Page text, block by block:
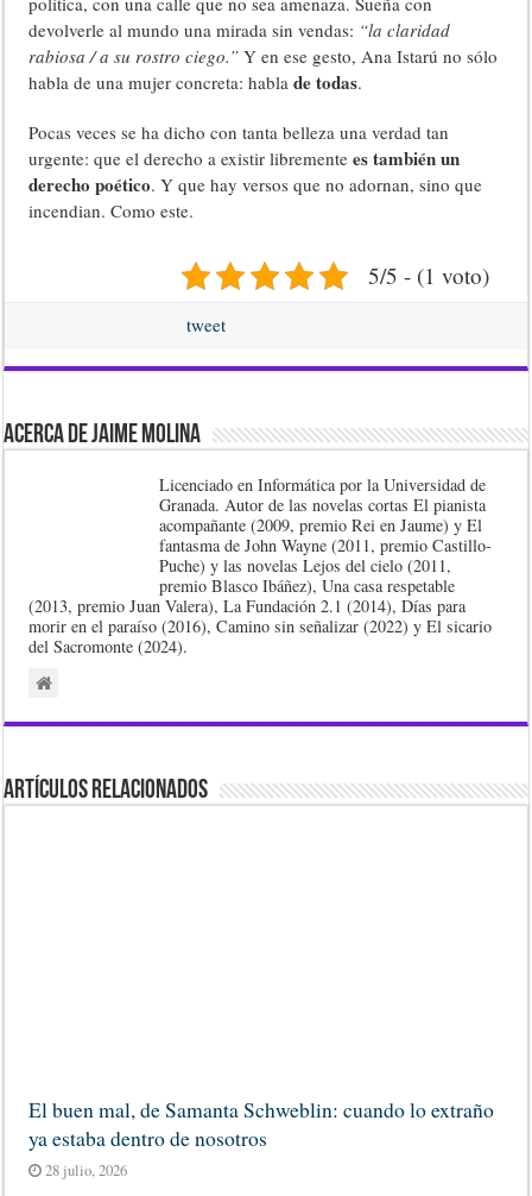
devolverle al mundo una mirada sin vendas: “la claridad
rabiosa / a su rostro ciego.” Y en ese gesto, Ana Istarú no sólo
habla de una mujer concreta: hablade todas.
Pocas veces se ha dicho con tanta belleza una verdad tan
urgente: que el derecho a existir librementees también un
derecho poético. Y que hay versos que no adornan, sino que
incendian. Como este.
5/5 - (1 voto)
tweet
Acerca de Jaime Molina
Licenciado en Informática por la Universidad de
Granada. Autor de las novelas cortas El pianista
acompañante (2009, premio Rei en Jaume) y El
fantasma de John Wayne (2011, premio Castillo-
Puche) y las novelas Lejos del cielo (2011,
premio Blasco Ibáñez), Una casa respetable
(2013, premio Juan Valera), La Fundación 2.1 (2014), Días para
morir en el paraíso (2016), Camino sin señalizar (2022) y El sicario
del Sacromonte (2024).
Artículos Relacionados
El buen mal, de Samanta Schweblin: cuando lo extraño
ya estaba dentro de nosotros
28 julio, 2026